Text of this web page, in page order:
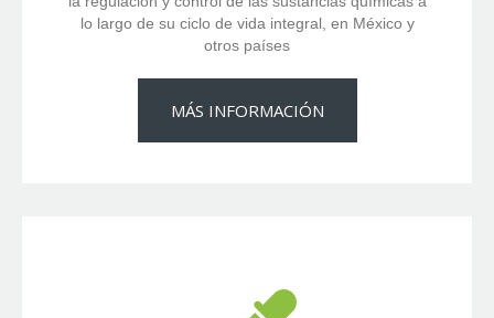
lo largo de su ciclo de vida integral, en México y
otros países
MÁS INFORMACIÓN